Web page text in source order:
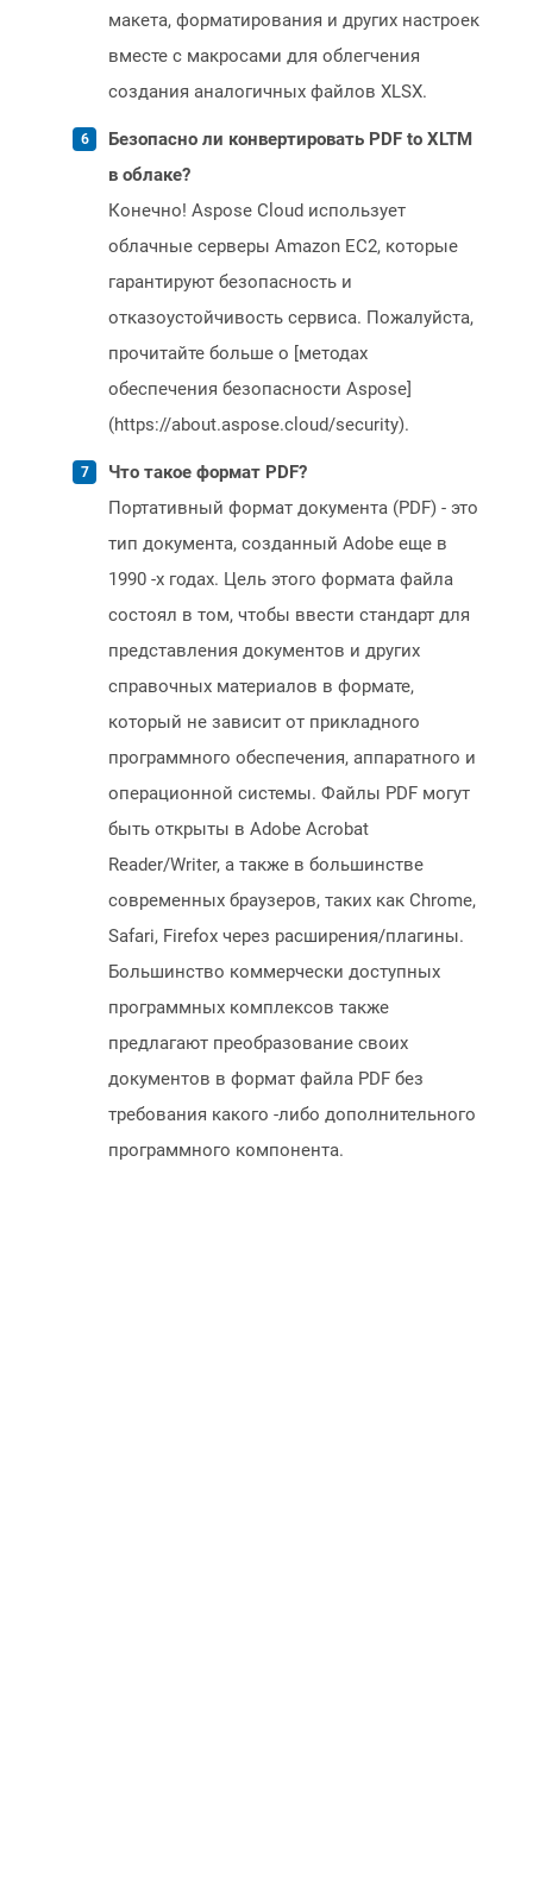
макета, форматирования и других настроек
вместе с макросами для облегчения
создания аналогичных файлов XLSX.
Безопасно ли конвертировать PDF to XLTM
в облаке?
Конечно! Aspose Cloud использует
облачные серверы Amazon EC2, которые
гарантируют безопасность и
отказоустойчивость сервиса. Пожалуйста,
прочитайте больше о [методах
обеспечения безопасности Aspose]
(https://about.aspose.cloud/security).
Что такое формат PDF?
Портативный формат документа (PDF) - это
тип документа, созданный Adobe еще в
1990 -х годах. Цель этого формата файла
состоял в том, чтобы ввести стандарт для
представления документов и других
справочных материалов в формате,
который не зависит от прикладного
программного обеспечения, аппаратного и
операционной системы. Файлы PDF могут
быть открыты в Adobe Acrobat
Reader/Writer, а также в большинстве
современных браузеров, таких как Chrome,
Safari, Firefox через расширения/плагины.
Большинство коммерчески доступных
программных комплексов также
предлагают преобразование своих
документов в формат файла PDF без
требования какого -либо дополнительного
программного компонента.